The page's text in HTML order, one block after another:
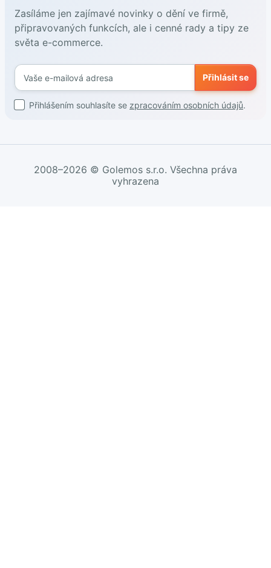
Zasíláme jen zajímavé novinky o dění ve firmě,
připravovaných funkcích, ale i cenné rady a tipy ze
světa e-commerce.
Přihlásit se
Přihlášením souhlasíte se zpracováním osobních údajů.
2008–2026 © Golemos s.r.o. Všechna práva
vyhrazena